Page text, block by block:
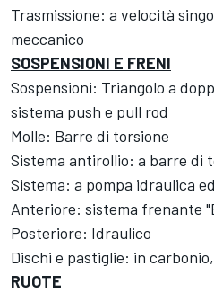
Trasmissione: a velocità
meccanico
SOSPENSIONI E FRENI
Sospensioni: Triangolo a
sistema push e pull rod
Molle: Barre di torsione
Sistema antirollio: a barre di
Sistema: a pompa idraulica
Anteriore: sistema frenante
Posteriore: Idraulico
Dischi e pastiglie: in
RUOTE